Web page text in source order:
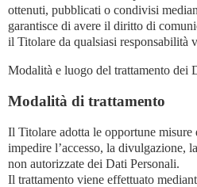
ottenuti, pubblicati o condivisi
garantisce di avere il diritto di
il Titolare da qualsiasi responsabilità
Modalità e luogo del trattamento dei
Modalità di trattamento
Il Titolare adotta le opportune misure
impedire l’accesso, la divulgazione,
non autorizzate dei Dati Personali.
Il trattamento viene effettuato